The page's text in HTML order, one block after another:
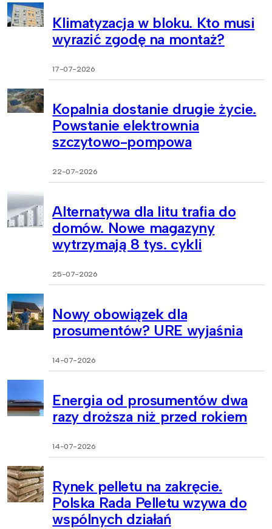
Klimatyzacja w bloku. Kto musi
wyrazić zgodę na montaż?
17-07-2026
Kopalnia dostanie drugie życie.
Powstanie elektrownia
szczytowo-pompowa
22-07-2026
Alternatywa dla litu trafia do
domów. Nowe magazyny
wytrzymają 8 tys. cykli
25-07-2026
Nowy obowiązek dla
prosumentów? URE wyjaśnia
14-07-2026
Energia od prosumentów dwa
razy droższa niż przed rokiem
14-07-2026
Rynek pelletu na zakręcie.
Polska Rada Pelletu wzywa do
wspólnych działań